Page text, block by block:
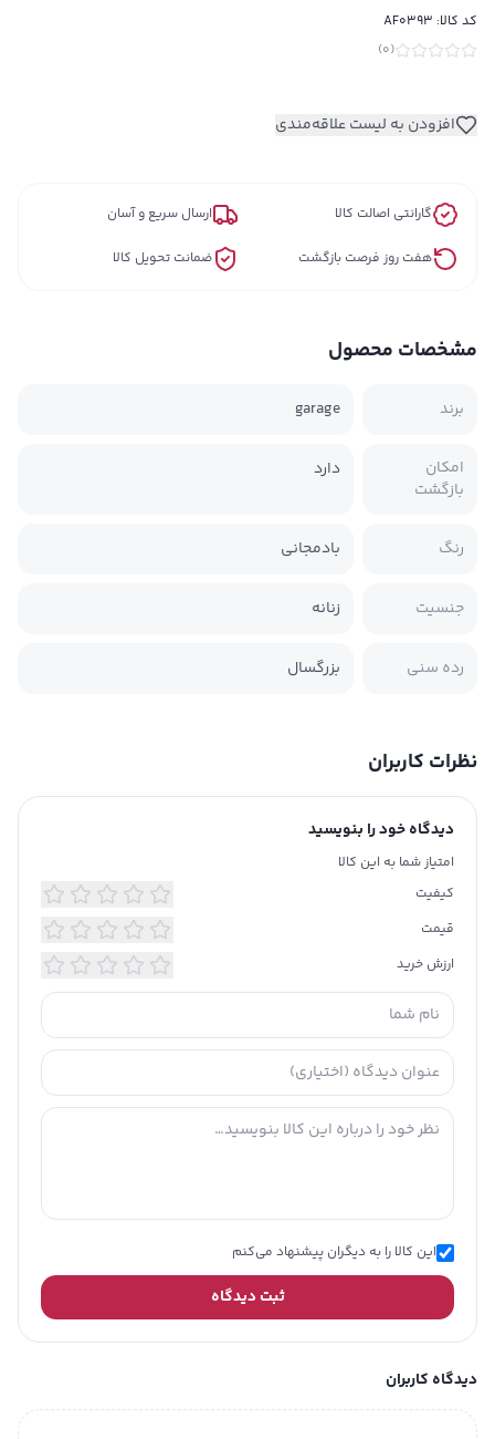
کد کالا: AF0393
(
0
)
افزودن به لیست علاقه‌مندی
گارانتی اصالت کالا ارسال سریع و آسان
هفت روز فرصت بازگشت ضمانت تحویل کالا
مشخصات محصول
برند garage
امکان
بازگشت
دارد
رنگ بادمجاني
جنسیت زنانه
رده سنی بزرگسال
نظرات کاربران
دیدگاه خود را بنویسید
امتیاز شما به این کالا
کیفیت
قیمت
ارزش خرید
این کالا را به دیگران پیشنهاد می‌کنم
ثبت دیدگاه
دیدگاه کاربران